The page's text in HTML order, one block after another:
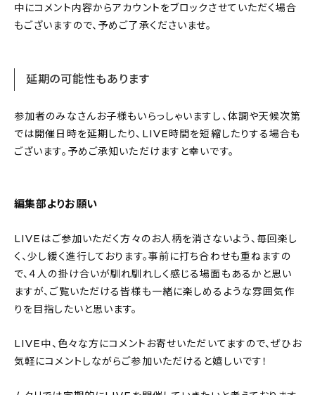
中にコメント内容からアカウントをブロックさせていただく場合
もございますので、予めご了承くださいませ。
延期の可能性もあります
参加者のみなさんお子様もいらっしゃいますし、体調や天候次第
では開催日時を延期したり、LIVE時間を短縮したりする場合も
ございます。予めご承知いただけますと幸いです。
編集部よりお願い
LIVEはご参加いただく方々のお人柄を消さないよう、毎回楽し
く、少し緩く進行しております。事前に打ち合わせも重ねますの
で、４人の掛け合いが馴れ馴れしく感じる場面もあるかと思い
ますが、ご覧いただける皆様も一緒に楽しめるような雰囲気作
りを目指したいと思います。
LIVE中、色々な方にコメントお寄せいただいてますので、ぜひお
気軽にコメントしながらご参加いただけると嬉しいです！